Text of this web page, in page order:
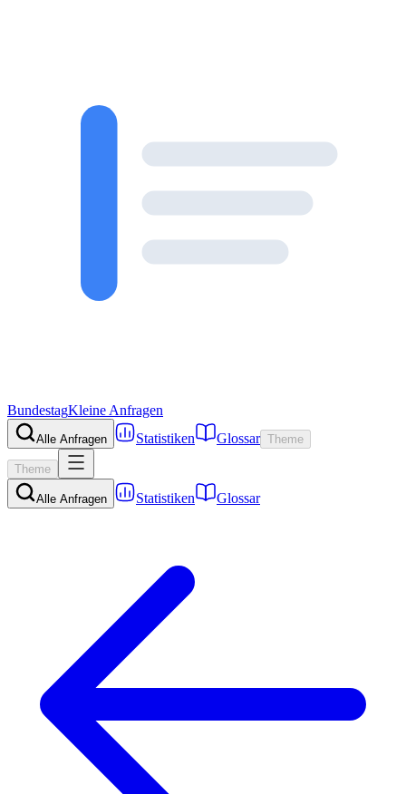
BundestagKleine Anfragen
Alle Anfragen Statistiken Glossar Theme
Theme
Alle Anfragen Statistiken Glossar